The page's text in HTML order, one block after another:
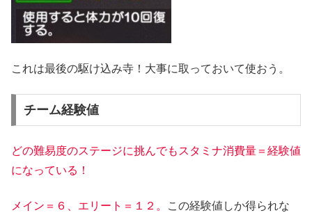
これは最後の駆け込み寺！大事に取っておいて使おう。
チーム経験値
どの難易度のステージに挑んでもスタミナ消費量＝経験値
になっている！
メイン＝６、エリート＝１２。
この経験値しか得られな